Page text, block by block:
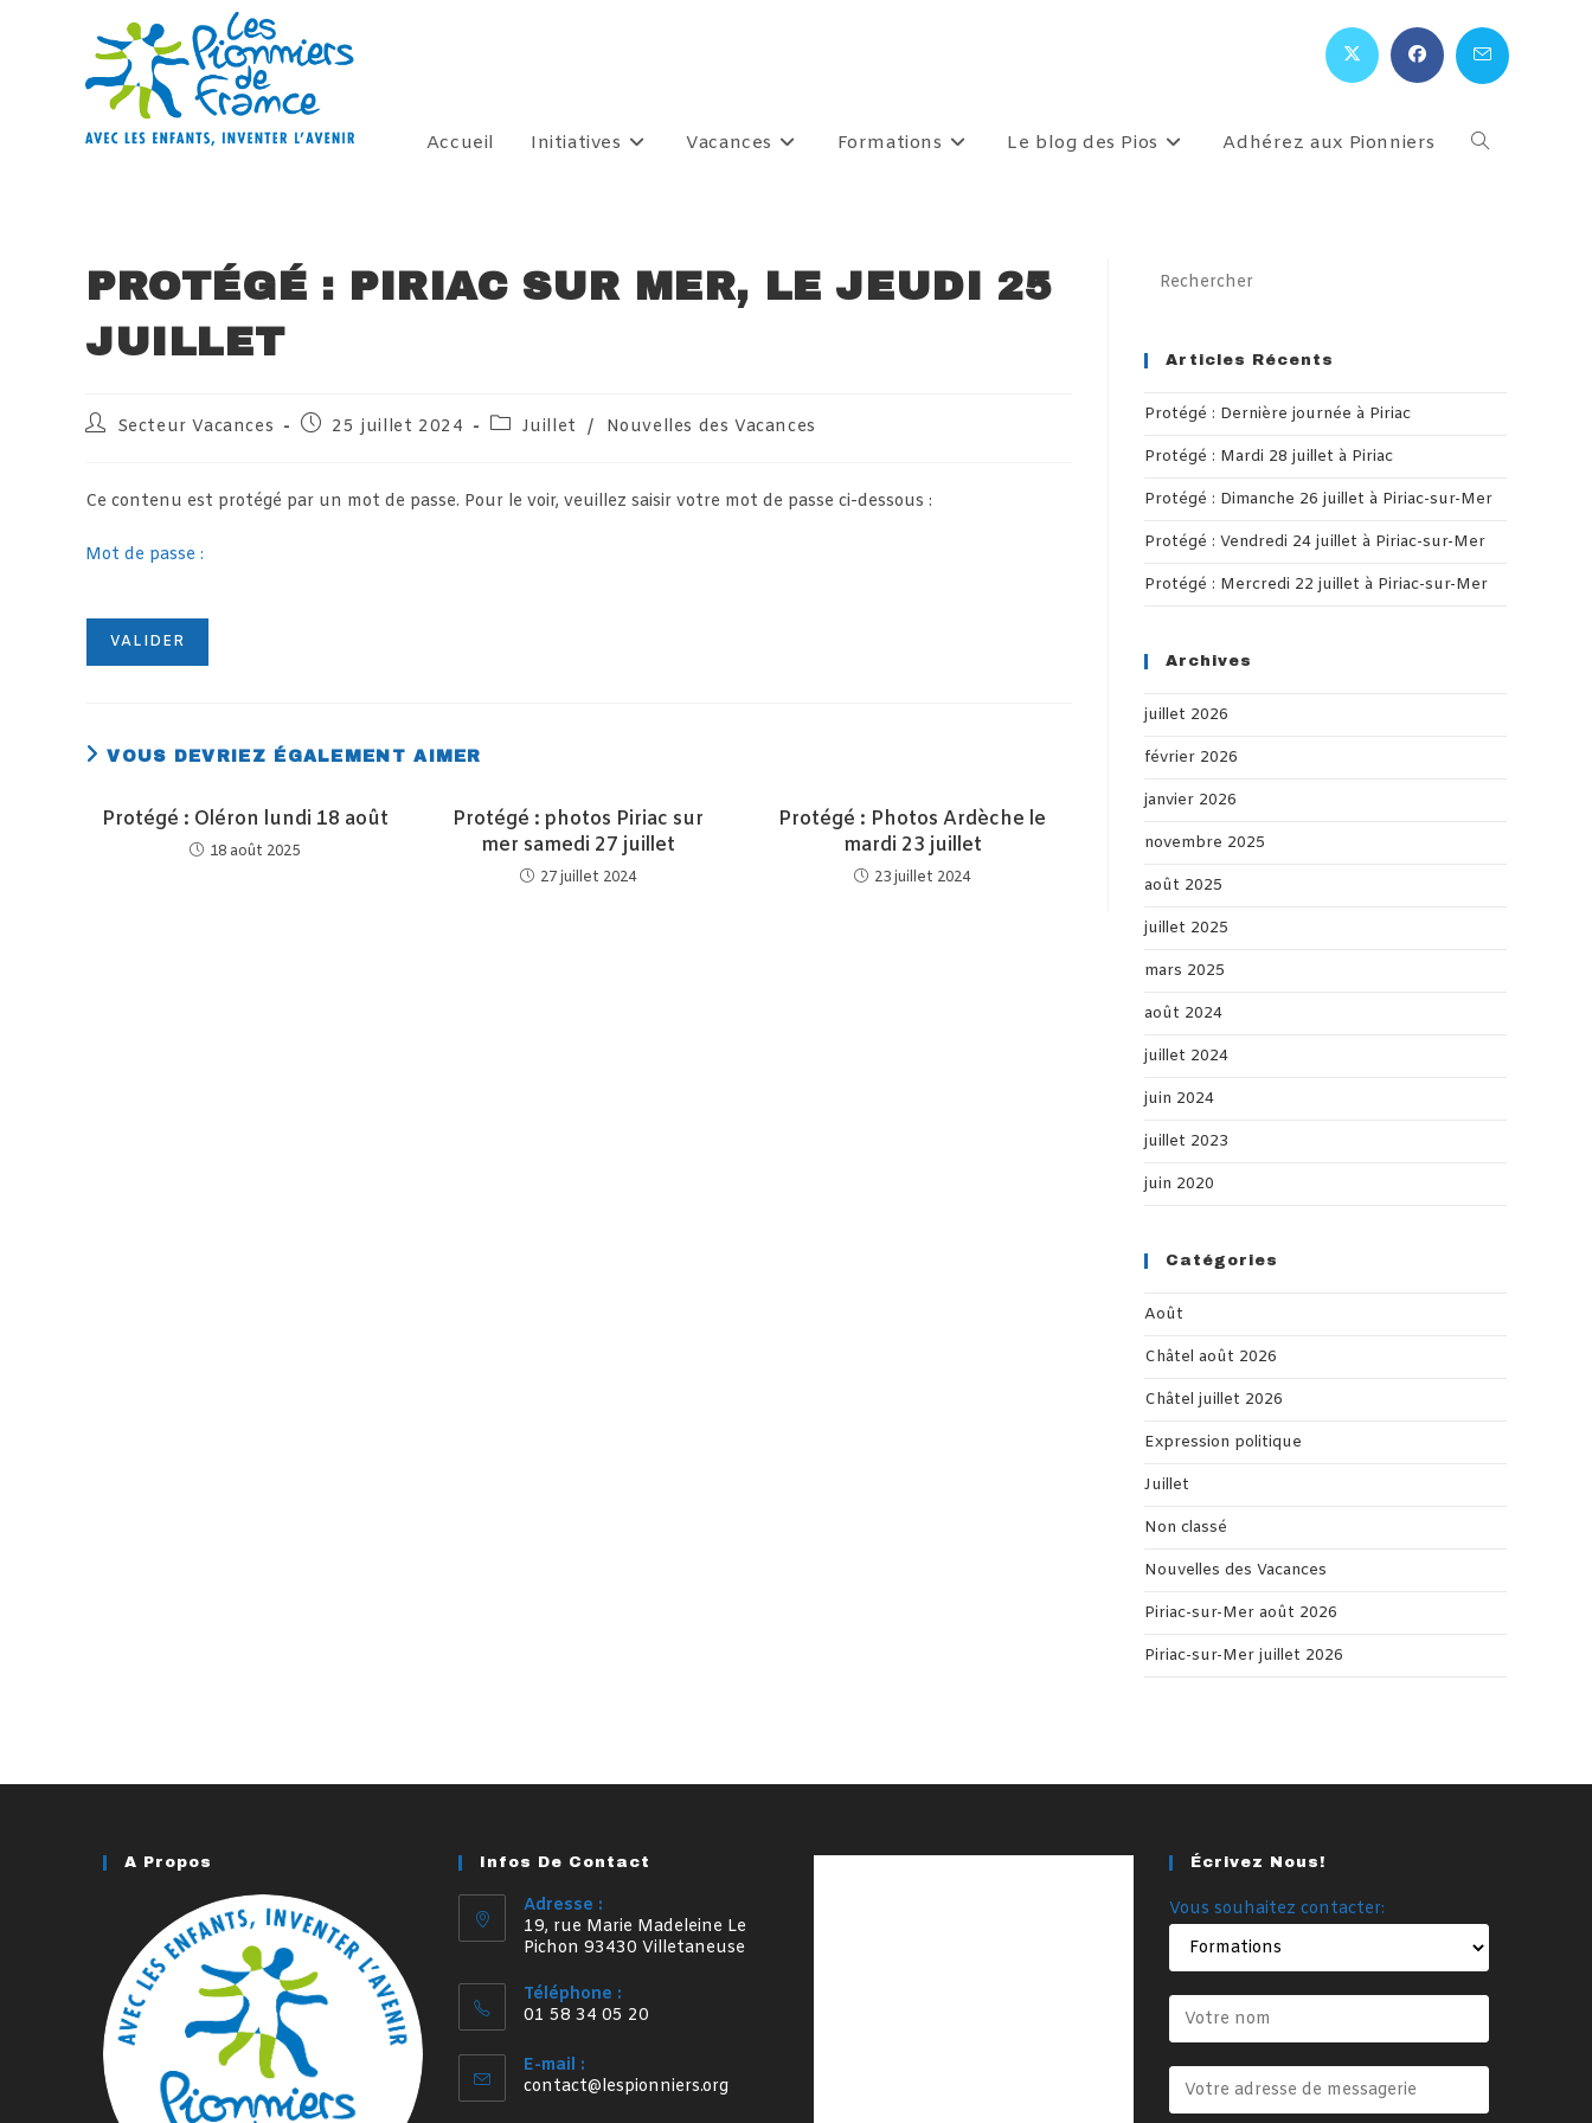
Accueil Initiatives Vacances Formations Le blog des Pios Adhérez aux Pionniers Toggle
PROTÉGÉ : PIRIAC SUR MER, LE JEUDI 25
JUILLET
Auteur/autrice
publication :
Secteur Vacances
Publication
25 juillet 2024
PostJuillet / Nouvelles des Vacances
Ce contenu est protégé par un mot de passe. Pour le voir, veuillez saisir votre mot de passe ci-dessous :
Mot de passe :
VOUS DEVRIEZ ÉGALEMENT AIMER
Protégé : Oléron lundi 18 août
18 août 2025
Protégé : photos Piriac sur
mer samedi 27 juillet
27 juillet 2024
Protégé : Photos Ardèche le
mardi 23 juillet
23 juillet 2024
Articles Récents
Protégé : Dernière journée à Piriac
Protégé : Mardi 28 juillet à Piriac
Protégé : Dimanche 26 juillet à Piriac-sur-Mer
Protégé : Vendredi 24 juillet à Piriac-sur-Mer
Protégé : Mercredi 22 juillet à Piriac-sur-Mer
Archives
juillet 2026
février 2026
janvier 2026
novembre 2025
août 2025
juillet 2025
mars 2025
août 2024
juillet 2024
juin 2024
juillet 2023
juin 2020
Catégories
Août
Châtel août 2026
Châtel juillet 2026
Expression politique
Juillet
Non classé
Nouvelles des Vacances
Piriac-sur-Mer août 2026
Piriac-sur-Mer juillet 2026
A Propos Infos De Contact
Adresse :
19, rue Marie Madeleine Le
Pichon 93430 Villetaneuse
Téléphone :
01 58 34 05 20
E-mail :
contact@lespionniers.orgS’ouvre
Écrivez Nous!
Vous souhaitez contacter: